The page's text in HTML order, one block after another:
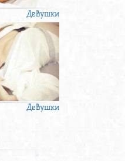
Девушки
Девушки